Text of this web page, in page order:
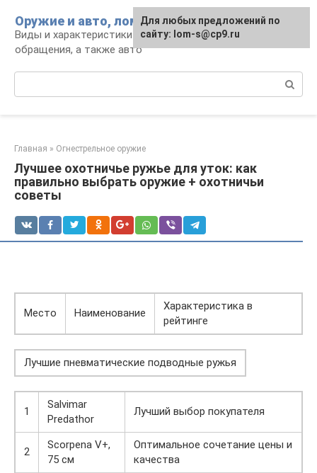
контенту
Оружие и авто, лом для мужика
Виды и характеристики оружия, правила
обращения, а также авто
Главная » Огнестрельное оружие
Лучшее охотничье ружье для уток: как
правильно выбрать оружие + охотничьи
советы
Место Наименование
Характеристика в
рейтинге
Лучшие пневматические подводные ружья
1
Salvimar
Predathor
Лучший выбор покупателя
2
Scorpena V+,
75 см
Оптимальное сочетание цены и
качества
Для любых предложений по
сайту: lom-s@cp9.ru